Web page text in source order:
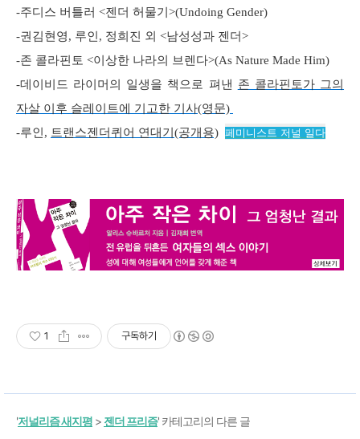
-주디스 버틀러 <젠더 허물기>(Undoing Gender)
-권김현영, 루인, 정희진 외 <남성성과 젠더>
-존 콜라핀토 <이상한 나라의 브렌다>(As Nature Made Him)
-데이비드 라이머의 일생을 책으로 펴낸 존 콜라핀토가 그의
자살 이후 슬레이트에 기고한 기사(영문)
-루인, 트랜스젠더퀴어 연대기(공개용) 페미니스트 저널 일다
1 구독하기
'저널리즘 새지평 > 젠더 프리즘' 카테고리의 다른 글